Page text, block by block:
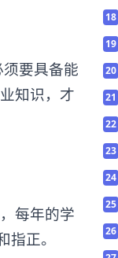
要具备能
知识，才
每年的学
正。
18
19
20
21
22
23
24
25
26